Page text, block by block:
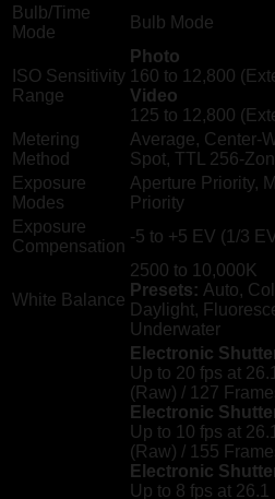
Bulb/Time
Mode
Bulb Mode
ISO Sensitivity
Range
Photo
160 to 12,800
Video
125 to 12,800
Metering
Method
Average, Center-
Spot, TTL 256-
Exposure
Modes
Aperture Priority,
Priority
Exposure
Compensation
-5 to +5 EV (1/3
White Balance
2500 to 10,000K
Presets: Auto,
Daylight,
Underwater
Electronic
Up to 20 fps at
(Raw) / 127
Electronic
Up to 10 fps at
(Raw) / 155
Electronic
Up to 8 fps at 26.1